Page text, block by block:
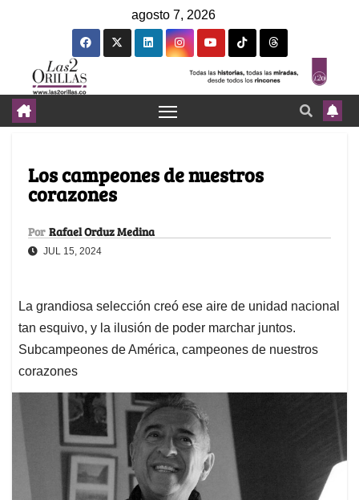
agosto 7, 2026
Los campeones de nuestros
corazones
Por Rafael Orduz Medina
JUL 15, 2024
La grandiosa selección creó ese aire de unidad nacional
tan esquivo, y la ilusión de poder marchar juntos.
Subcampeones de América, campeones de nuestros
corazones